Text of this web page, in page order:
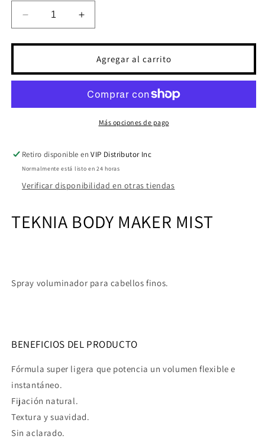
Reducir
cantidad
para
BODY
MAKER
300
Aumentar
cantidad
para
TKN
BODY
MAKER
MIST
300
Agregar al carrito
Más opciones de pago
Retiro disponible enVIP Distributor Inc
Normalmente está listo en 24 horas
Verificar disponibilidad en otras tiendas
TEKNIA BODY MAKER MIST
Spray voluminador para cabellos finos.
BENEFICIOS DEL PRODUCTO
Fórmula super ligera que potencia un volumen flexible e
instantáneo.
Fijación natural.
Textura y suavidad.
Sin aclarado.